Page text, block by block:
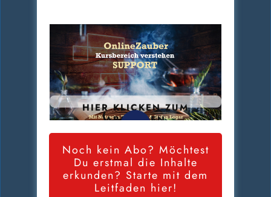
HIER KLICKEN ZUM
ABSPIELEN
Noch kein Abo? Möchtest
Du erstmal die Inhalte
erkunden? Starte mit dem
Leitfaden hier!